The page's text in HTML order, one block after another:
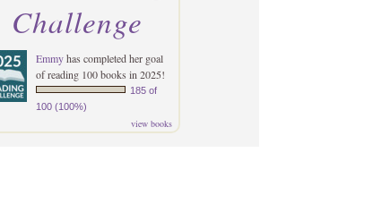
Challenge
Emmyhas completed her goal
of reading 100 books in 2025!
185 of
100 (100%)
view books